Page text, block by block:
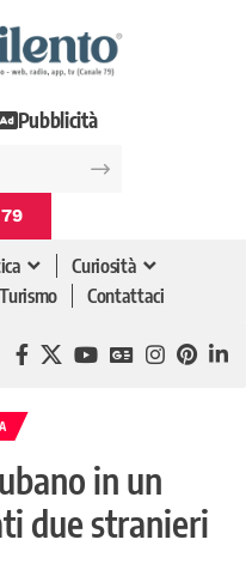
Pubblicità
Curiosità
Turismo Contattaci
in un
due stranieri